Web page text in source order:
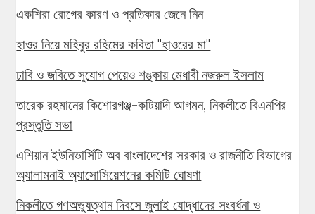
একশিরা রোগের কারণ ও প্রতিকার জেনে নিন
হাওর নিয়ে মহিবুর রহিমের কবিতা "হাওরের মা"
ঢাবি ও জবিতে সুযোগ পেয়েও শঙ্কায় মেধাবী নজরুল ইসলাম
তারেক রহমানের কিশোরগঞ্জ-কটিয়াদী আগমন, নিকলীতে বিএনপির
প্রস্তুতি সভা
এশিয়ান ইউনিভার্সিটি অব বাংলাদেশের সরকার ও রাজনীতি বিভাগের
অ্যালামনাই অ্যাসোসিয়েশনের কমিটি ঘোষণা
নিকলীতে গণঅভ্যুত্থান দিবসে জুলাই যোদ্ধাদের সংবর্ধনা ও